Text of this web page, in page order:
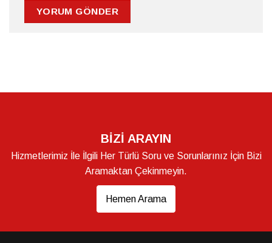
BİZİ ARAYIN
Hizmetlerimiz İle İlgili Her Türlü Soru ve Sorunlarınız İçin Bizi
Aramaktan Çekinmeyin.
Hemen Arama